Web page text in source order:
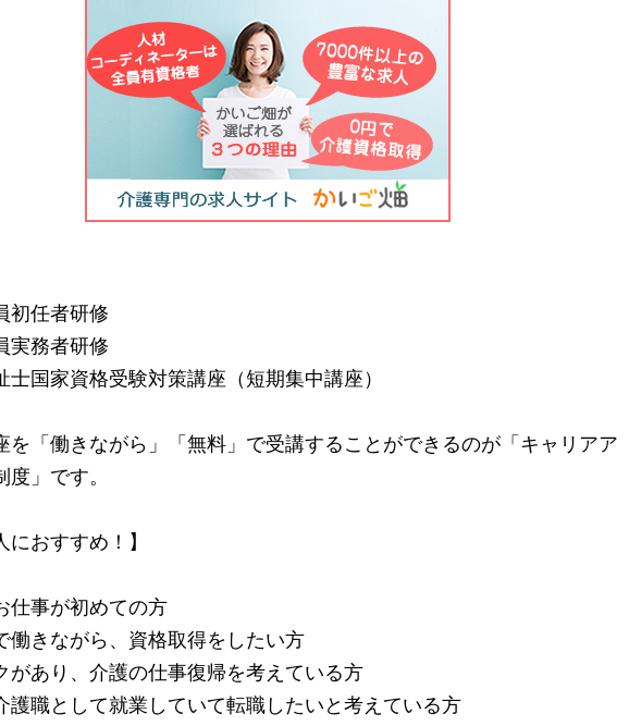
初任者研修
実務者研修
国家資格受験対策講座（短期集中講座）
を「働きながら」「無料」で受講することができるのが「キャリアア
度」です。
におすすめ！】
仕事が初めての方
きながら、資格取得をしたい方
あり、介護の仕事復帰を考えている方
職として就業していて転職したいと考えている方